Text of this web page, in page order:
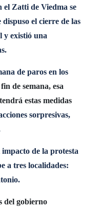
el Zatti de Viedma se
el cierre de las
y existió una
de paros en los
de semana, esa
estas medidas
sorpresivas,
de la protesta
a tres localidades:
del gobierno